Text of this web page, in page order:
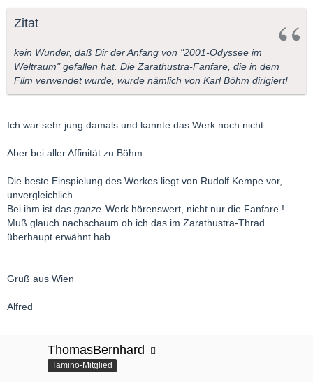
Zitat
kein Wunder, daß Dir der Anfang von "2001-Odyssee im
Weltraum" gefallen hat. Die Zarathustra-Fanfare, die in dem
Film verwendet wurde, wurde nämlich von Karl Böhm dirigiert!
Ich war sehr jung damals und kannte das Werk noch nicht.
Aber bei aller Affinität zu Böhm:
Die beste Einspielung des Werkes liegt von Rudolf Kempe vor,
unvergleichlich.
Bei ihm ist das ganze Werk hörenswert, nicht nur die Fanfare !
Muß glauch nachschaum ob ich das im Zarathustra-Thrad
überhaupt erwähnt hab.......
Gruß aus Wien
Alfred
ThomasBernhard
Tamino-Mitglied